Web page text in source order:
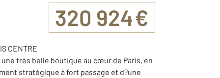
320 924 €
CENTRE
très belle boutique au cœur de Paris, en
stratégique à fort passage et d?une